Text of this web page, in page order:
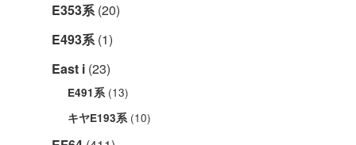
E353系(20)
E493系(1)
East i (23)
E491系(13)
キヤE193系(10)